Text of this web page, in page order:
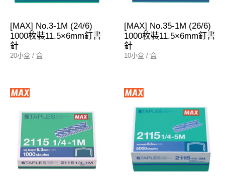
[MAX] No.3-1M (24/6)
1000枚裝11.5×6mm釘書
針
20小盒 / 盒
[MAX] No.35-1M (26/6)
1000枚裝11.5×6mm釘書
針
10小盒 / 盒